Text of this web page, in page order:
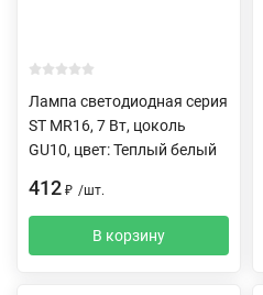
Лампа светодиодная серия
ST MR16, 7 Вт, цоколь
GU10, цвет: Теплый белый
412 ₽ /шт.
В корзину